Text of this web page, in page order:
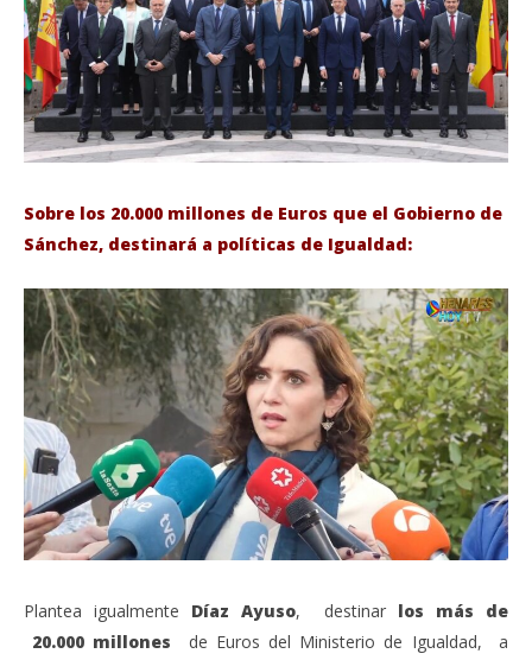
Sobre los 20.000 millones de Euros que el Gobierno de
Sánchez, destinará a políticas de Igualdad:
Plantea igualmente Díaz Ayuso, destinar los más de
20.000 millones de Euros del Ministerio de Igualdad, a